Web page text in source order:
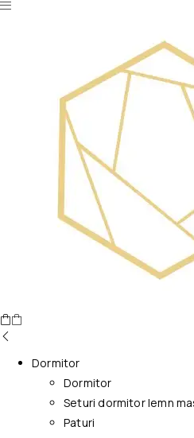
Dormitor
Dormitor
Seturi dormitor lemn
Paturi